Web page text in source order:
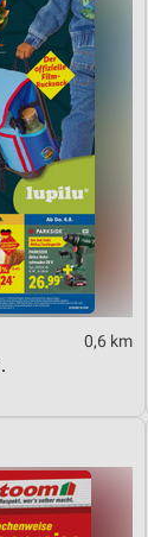
0,6 km